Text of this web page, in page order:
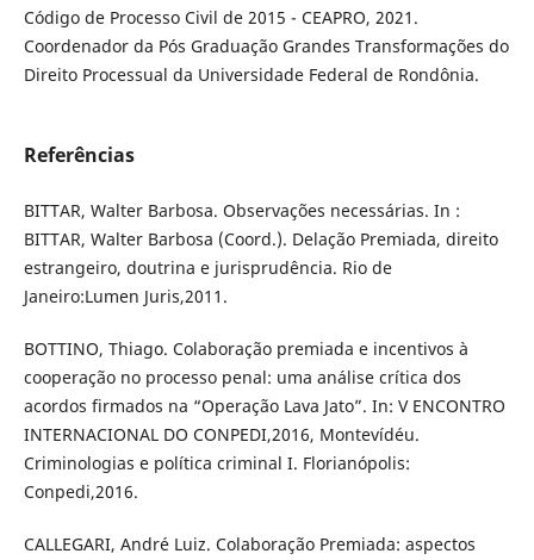
Código de Processo Civil de 2015 - CEAPRO, 2021.
Coordenador da Pós Graduação Grandes Transformações do
Direito Processual da Universidade Federal de Rondônia.
Referências
BITTAR, Walter Barbosa. Observações necessárias. In :
BITTAR, Walter Barbosa (Coord.). Delação Premiada, direito
estrangeiro, doutrina e jurisprudência. Rio de
Janeiro:Lumen Juris,2011.
BOTTINO, Thiago. Colaboração premiada e incentivos à
cooperação no processo penal: uma análise crítica dos
acordos firmados na “Operação Lava Jato”. In: V ENCONTRO
INTERNACIONAL DO CONPEDI,2016, Montevídéu.
Criminologias e política criminal I. Florianópolis:
Conpedi,2016.
CALLEGARI, André Luiz. Colaboração Premiada: aspectos